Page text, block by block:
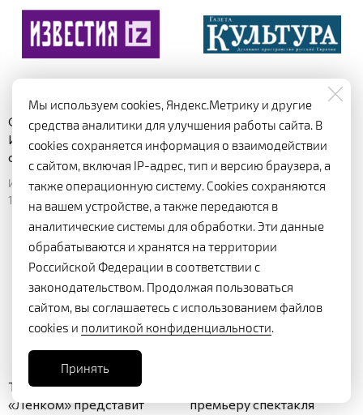
Слышится как не пишется:
Игорь Миркурбанов
смешал Гоголя с Линчем
Известия
15 марта 2025
В «Ленкоме» пройдет
премьера спектакля
«ГоГоЛьИЛиАДА»
газета «Культура»
Театральная исповедь:
«Ленком» представит
премьеру спектакля
Мы используем cookies, Яндекс.Метрику и другие
средства аналитики для улучшения работы сайта. В
cookies сохраняется информация о взаимодействии
с сайтом, включая IP-адрес, тип и версию браузера, а
также операционную систему. Cookies сохраняются
на вашем устройстве, а также передаются в
аналитические системы для обработки. Эти данные
обрабатываются и хранятся на территории
Российской Федерации в соответствии с
законодательством. Продолжая пользоваться
сайтом, вы соглашаетесь с использованием файлов
cookies и политикой конфиденциальности.
Принять